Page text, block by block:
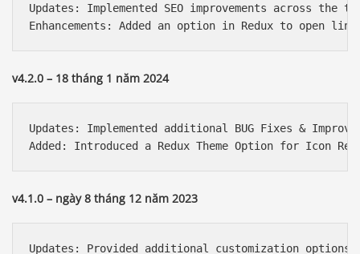
Updates: Implemented SEO improvements across the
v4.2.0 – 18 tháng 1 năm 2024
Updates: Implemented additional BUG Fixes &
v4.1.0 – ngày 8 tháng 12 năm 2023